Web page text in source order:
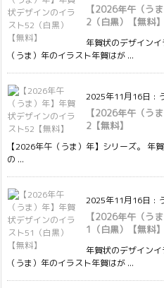
【2026年午（う
2（白黒）【無料】
年賀状のデザイン
（うま）年のイラスト年賀はが ...
2025年11月16日 :
【2026年午（う
2【無料】
【2026年午（うま）年】シリーズ。 年
の ...
2025年11月16日 :
【2026年午（う
1（白黒）【無料】
年賀状のデザイン
（うま）年のイラスト年賀はが ...